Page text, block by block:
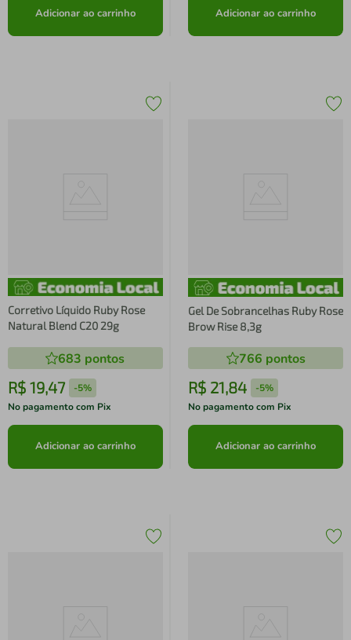
Adicionar ao carrinho Adicionar ao carrinho
Corretivo Líquido Ruby Rose
Natural Blend C20 29g
683 pontos
R$ 19,47 -5%
No pagamento com Pix
Adicionar ao carrinho
Gel De Sobrancelhas Ruby Rose
Brow Rise 8,3g
766 pontos
R$ 21,84 -5%
No pagamento com Pix
Adicionar ao carrinho